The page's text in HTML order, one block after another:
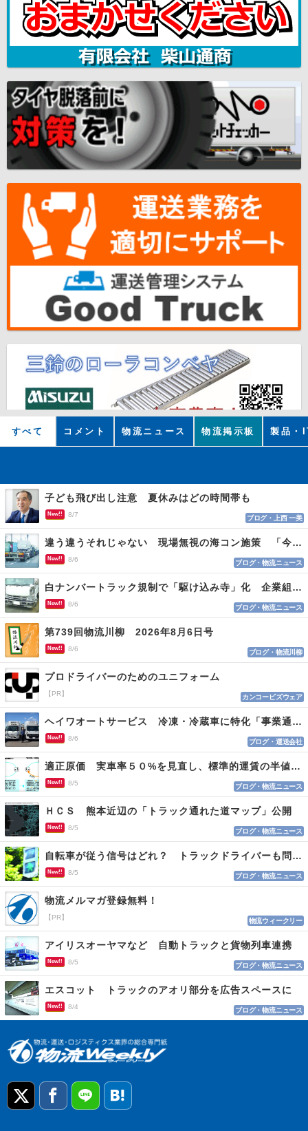
すべて コメント 物流ニュース 物流掲示板 製品・
子ども飛び出し注意 夏休みはどの時間帯も
New!! 8/7 ブログ・上西 一美
違う違うそれじゃない 現場無視の海コン施策 「今でも平均２～３時間は待つ」
New!! 8/6 ブログ・物流ニュース
白ナンバートラック規制で「駆け込み寺」化 企業組合が入会基準を見直しへ
New!! 8/6 ブログ・物流ニュース
第739回物流川柳 2026年8月6日号
New!! 8/6 ブログ・物流川柳
プロドライバーのためのユニフォーム
【PR】 カンコービズウェア
ヘイワオートサービス 冷凍・冷蔵車に特化「事業通じ貢献目指す」
New!! 8/6 ブログ・運送会社
適正原価 実車率５０%を見直し、標準的運賃の半値の恐れも
New!! 8/5 ブログ・物流ニュース
ＨＣＳ 熊本近辺の「トラック通れた道マップ」公開
New!! 8/5 ブログ・物流ニュース
自転車が従う信号はどれ？ トラックドライバーも問われる認識
New!! 8/5 ブログ・物流ニュース
物流メルマガ登録無料！
【PR】 物流ウィークリー
アイリスオーヤマなど 自動トラックと貨物列車連携
New!! 8/5 ブログ・物流ニュース
エスコット トラックのアオリ部分を広告スペースに
New!! 8/4 ブログ・物流ニュース